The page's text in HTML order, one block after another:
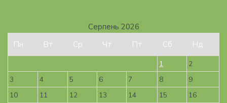
Серпень 2026
Пн
Вт Ср Чт Пт Сб Нд
1
2
3
4 5 6 7 8
9
10
11 12 13 14 15
16